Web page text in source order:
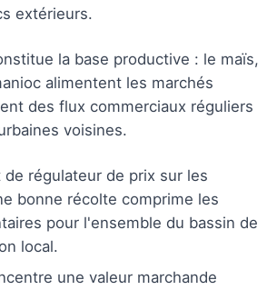
extérieurs.
la base productive : le maïs,
alimentent les marchés
des flux commerciaux réguliers
voisines.
de régulateur de prix sur les
bonne récolte comprime les
pour l'ensemble du bassin de
local.
une valeur marchande